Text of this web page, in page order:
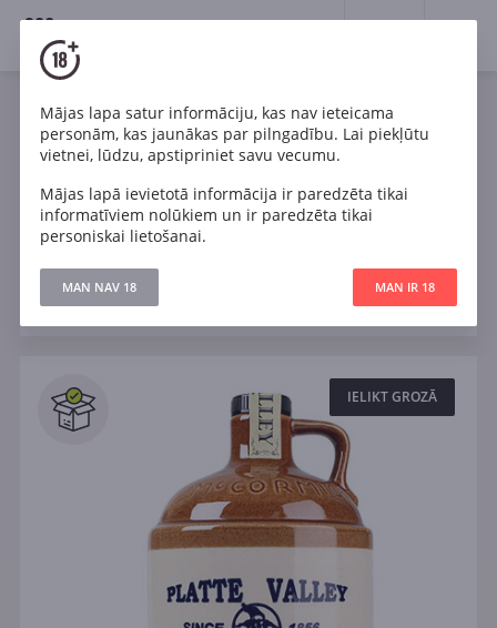
18+
Viss viskijs Īrija Japāna Skotija
Blended
Filtri ATJAUNOT
Visi IELIKT GROZĀ
Mājas lapa satur informāciju, kas nav ieteicama
personām, kas jaunākas par pilngadību. Lai piekļūtu
vietnei, lūdzu, apstipriniet savu vecumu.
Mājas lapā ievietotā informācija ir paredzēta tikai
informatīviem nolūkiem un ir paredzēta tikai
personiskai lietošanai.
MAN NAV 18 MAN IR 18